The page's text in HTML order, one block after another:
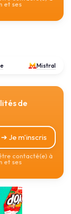
et ses
Mistral
de
➔ Je m'inscris
contacté(e) à
et ses